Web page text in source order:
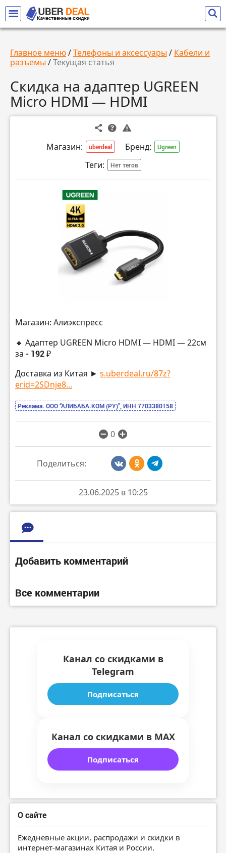
Главное меню/Телефоны и аксессуары / Кабели и
разъемы /Текущая статья
Скидка на адаптер UGREEN
Micro HDMI — HDMI
Магазин: uberdeal Бренд: Ugreen
Теги: Нет тегов
Магазин: Алиэкспресс
🔸 Адаптер UGREEN Micro HDMI — HDMI — 22см
за - 192 ₽
Доставка из Китая ► s.uberdeal.ru/87z?
erid=2SDnje8...
Реклама. ООО “АЛИБАБА.КОМ (РУ)”, ИНН 7703380158
0
Поделиться:
23.06.2025 в 10:25
Добавить комментарий
Все комментарии
Канал со скидками в
Telegram
Подписаться
Канал со скидками в MAX
Подписаться
О сайте
Ежедневные акции, распродажи и скидки в
интернет-магазинах Китая и России.